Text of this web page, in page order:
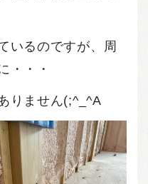
いるのですが、周
・・・
りません(;^_^A